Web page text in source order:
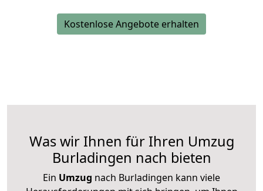
Kostenlose Angebote erhalten
Was wir Ihnen für Ihren Umzug
Burladingen nach bieten
Ein Umzug nach Burladingen kann viele